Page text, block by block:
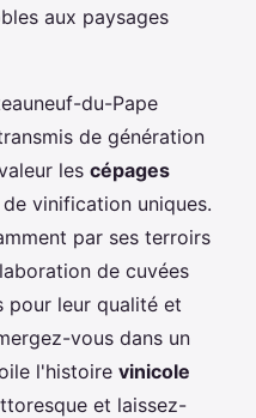
aux paysages
du-Pape
de génération
les cépages
vinification uniques.
par ses terroirs
de cuvées
pour leur qualité et
vous dans un
l'histoire vinicole
et laissez-